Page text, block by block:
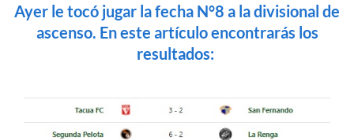
Ayer le tocó jugar la fecha N°8 a la divisional de
ascenso. En este artículo encontrarás los
resultados: